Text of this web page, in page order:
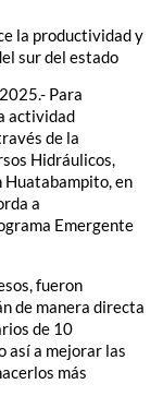
la productividad y
sur del estado
Para
actividad
de la
Hidráulicos,
Huatabampito, en
a
Emergente
fueron
de manera directa
de 10
así a mejorar las
más